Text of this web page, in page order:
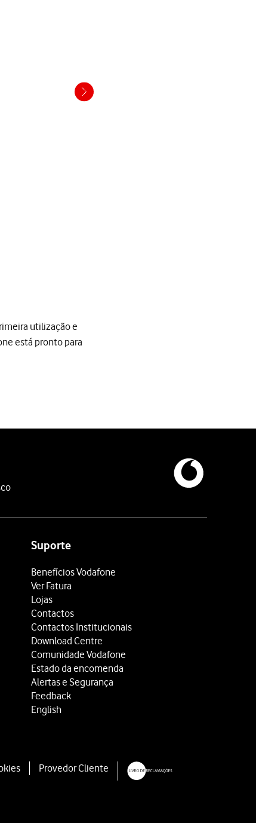
utilização e
está pronto para
Suporte
Benefícios Vodafone
Ver Fatura
Lojas
Contactos
Contactos Institucionais
Download Centre
Comunidade Vodafone
Estado da encomenda
Alertas e Segurança
Feedback
English
Provedor Cliente